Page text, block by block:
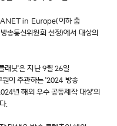
in Europe(이하 춤
송통신위원회 선정)에서 대상의
닛'은 지난 9월 26일
원이 주관하는 '2024 방송
년 해외 우수 공동제작 대상'의
.